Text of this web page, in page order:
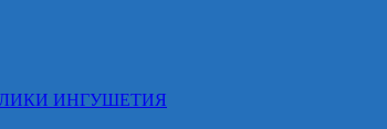
ИНГУШЕТИЯ